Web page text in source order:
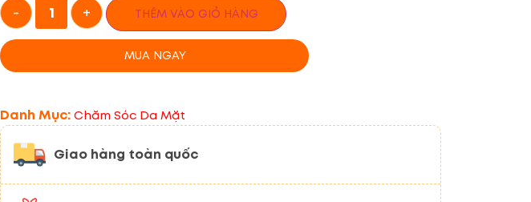
- + THÊM VÀO GIỎ HÀNG
MUA NGAY
Danh Mục:Chăm Sóc Da Mặt
Giao hàng toàn quốc